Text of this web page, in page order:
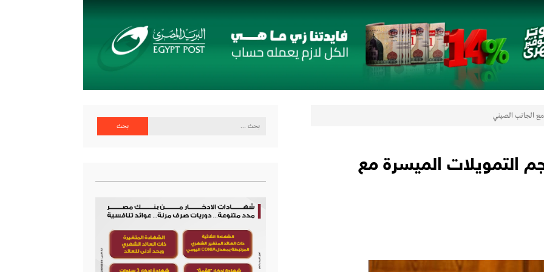
مع أومودا وجايكو باستثمار 5 مليار جنيه لدعم قطاع السيارات في مصر
دوت كوم» تعلنان شراكة لشراء سيارات ميتسوبيشي أونلاين
الجديدة بأول سبعة مقاعد من أوبل في مصر
حضورها في سوق تحويلات المصريين بالخارج
دولار حجم التمويلات الميسرة مع
البحث